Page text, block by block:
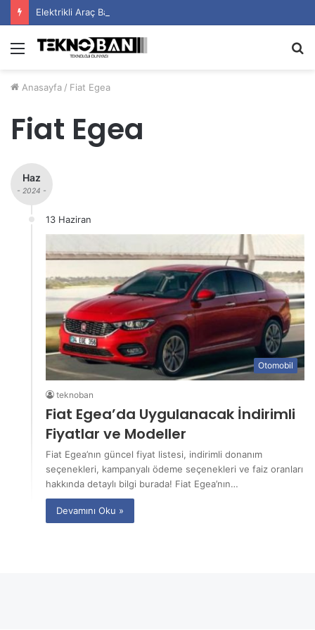
Elektrikli Araç Bataryalarının Ömrü Nasıl Uzatılır?
Menü
Anasayfa / Fiat Egea
Fiat Egea
Haz
- 2024 -
13 Haziran
Otomobil
teknoban
Fiat Egea’da Uygulanacak İndirimli
Fiyatlar ve Modeller
Fiat Egea’nın güncel fiyat listesi, indirimli donanım
seçenekleri, kampanyalı ödeme seçenekleri ve faiz oranları
hakkında detaylı bilgi burada! Fiat Egea’nın…
Devamını Oku »